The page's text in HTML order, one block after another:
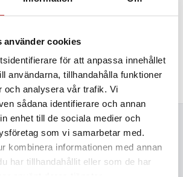
använder cookies
för att anpassa innehållet
användarna, tillhandahålla funktioner
och analysera vår trafik. Vi
sådana identifierare och annan
enhet till de sociala medier och
som vi samarbetar med.
kombinera informationen med annan
har tillhandahållit eller som de har
och funktionskontrollerar
500:- tillkommer en
på 300:-